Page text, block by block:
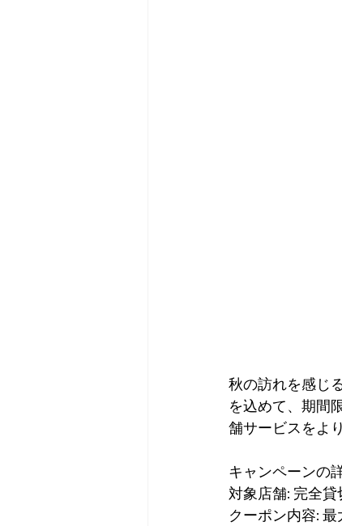
秋の訪れを感じ
を込めて、期間
舗サービスをよ
キャンペーンの
対象店舗: 完全
クーポン内容: